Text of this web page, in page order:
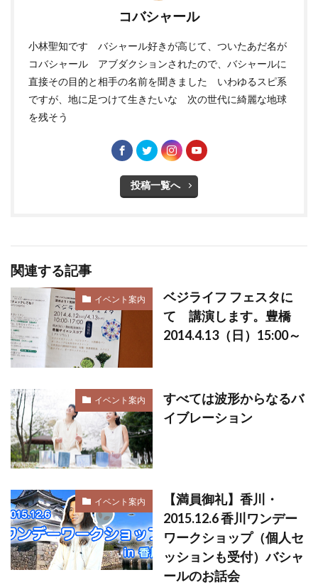
コバシャール
小林聖知です バシャール好きが高じて、ついたあだ名が
コバシャール アブダクションされたので、バシャールに
直接その目的と相手の名前を聞きました いわゆるスピ系
ですが、地に足つけて生きたいな 次の世代に綺麗な地球
を残そう
投稿一覧へ
関連する記事
イベント案内
ベジライフ フェスタに
て 講演します。豊橋
2014.4.13（日）15:00～
イベント案内
すべては波形からなるバ
イブレーション
イベント案内
【満員御礼】香川・
2015.12.6 香川ワンデー
ワークショップ（個人セ
ッションも受付）バシャ
ールのお話会